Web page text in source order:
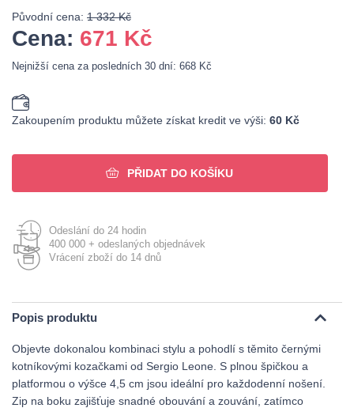
Původní cena: 1 332 Kč
Cena: 671 Kč
Nejnižší cena za posledních 30 dní: 668 Kč
Zakoupením produktu můžete získat kredit ve výši: 60 Kč
PŘIDAT DO KOŠÍKU
Odeslání do 24 hodin
400 000 + odeslaných objednávek
Vrácení zboží do 14 dnů
Popis produktu
Objevte dokonalou kombinaci stylu a pohodlí s těmito černými
kotníkovými kozačkami od Sergio Leone. S plnou špičkou a
platformou o výšce 4,5 cm jsou ideální pro každodenní nošení.
Zip na boku zajišťuje snadné obouvání a zouvání, zatímco